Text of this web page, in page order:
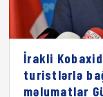
İrakli
turistlərlə
məlumatlar